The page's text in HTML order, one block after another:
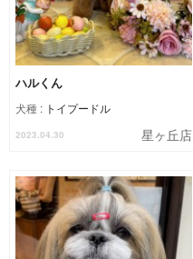
ハルくん
犬種 : トイプードル
2023.04.30 星ヶ丘店